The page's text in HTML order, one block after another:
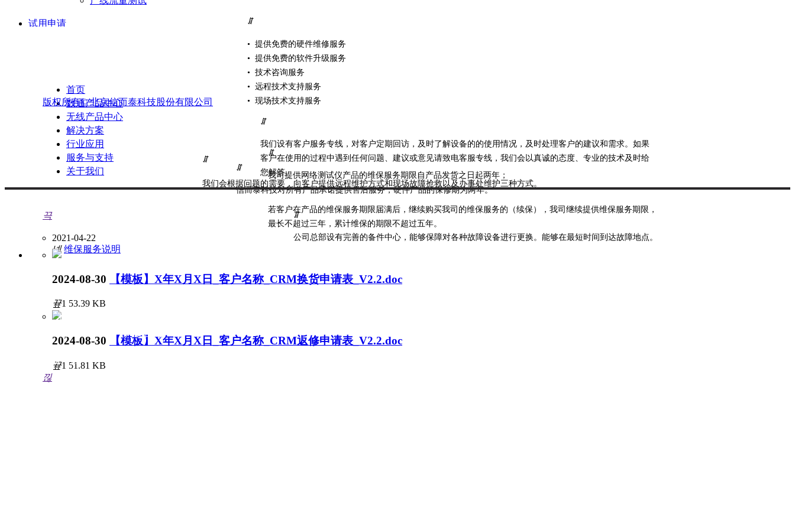
2021-04-22
넷 维保服务说明
2024-08-30 【模板】X年X月X日_客户名称_CRM换货申请表_V2.2.doc
끂1 53.39 KB
2024-08-30 【模板】X年X月X日_客户名称_CRM返修申请表_V2.2.doc
끂1 51.81 KB
ꁲ
信而泰科技对所有产品承诺提供售后服务，硬件产品的保修期为两年。
ꁲ
我们会根据问题的需要，向客户提供远程维护方式和现场故障抢救以及办事处维护三种方式。
ꁲ
我们设有客户服务专线，对客户定期回访，及时了解设备的的使用情况，及时处理客户的建议和需求。如果
客户在使用的过程中遇到任何问题、建议或意见请致电客服专线，我们会以真诚的态度、专业的技术及时给
您解答。
ꁲ
公司总部设有完善的备件中心，能够保障对各种故障设备进行更换。能够在最短时间到达故障地点。
ꁲ
我司提供网络测试仪产品的维保服务期限自产品发货之日起两年；
若客户在产品的维保服务期限届满后，继续购买我司的维保服务的（续保），我司继续提供维保服务期限，
最长不超过三年，累计维保的期限不超过五年。
ꁲ
• 提供免费的硬件维修服务
• 提供免费的软件升级服务
• 技术咨询服务
• 远程技术支持服务
• 现场技术支持服务
试用申请
售后服务
售后服务热线：400-081-9262
首页
数通产品中心
无线产品中心
解决方案
行业应用
服务与支持
关于我们
版权所有© 北京信而泰科技股份有限公司
끅
官方微博
sales@xinertel.com（产品咨询）
낂